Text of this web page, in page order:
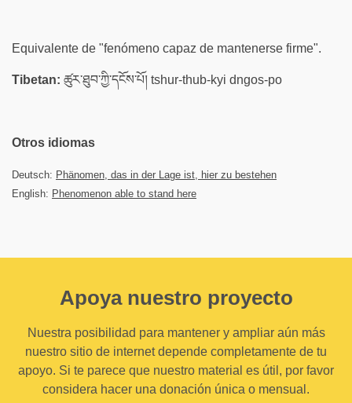
Equivalente de "fenómeno capaz de mantenerse firme".
Tibetan: ཚུར་ཐུབ་ཀྱི་དངོས་པོ། tshur-thub-kyi dngos-po
Otros idiomas
Deutsch: Phänomen, das in der Lage ist, hier zu bestehen
English: Phenomenon able to stand here
Apoya nuestro proyecto
Nuestra posibilidad para mantener y ampliar aún más
nuestro sitio de internet depende completamente de tu
apoyo. Si te parece que nuestro material es útil, por favor
considera hacer una donación única o mensual.